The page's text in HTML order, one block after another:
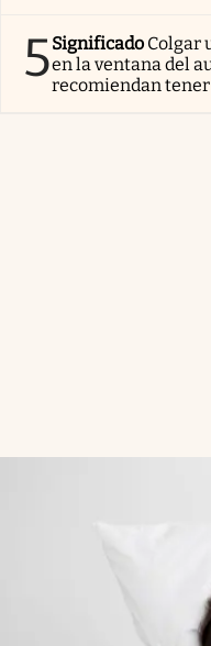
5Significado Colgar
en la ventana del
recomiendan tener